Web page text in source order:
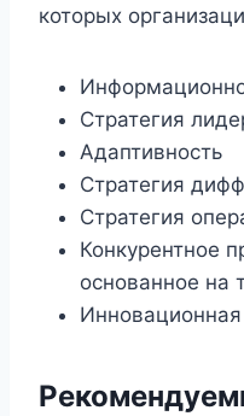
которых
Стратегия
Адаптивность
Стратегия
Стратегия
Конкурентное
основанное на
Инновационная